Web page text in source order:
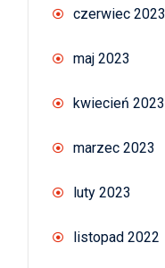
czerwiec 2023
maj 2023
kwiecień 2023
marzec 2023
luty 2023
listopad 2022